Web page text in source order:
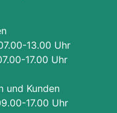
13.00 Uhr
17.00 Uhr
und Kunden
17.00 Uhr